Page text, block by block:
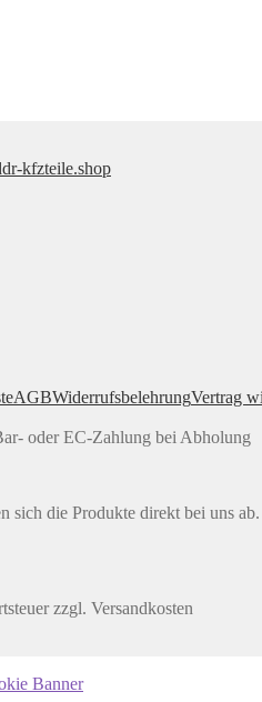
kfzteile.shop
AGBWiderrufsbelehrungVertrag
oder EC-Zahlung bei Abholung
sich die Produkte direkt bei uns
zzgl. Versandkosten
Banner